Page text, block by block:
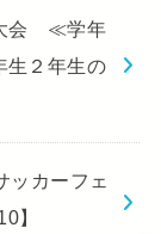
会 ≪学年
２年生の
ッカーフェ
】